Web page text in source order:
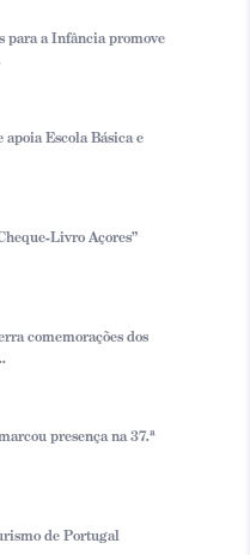
para a Infância promove
Escola Básica e
Livro Açores”
comemorações dos
presença na 37.ª
de Portugal